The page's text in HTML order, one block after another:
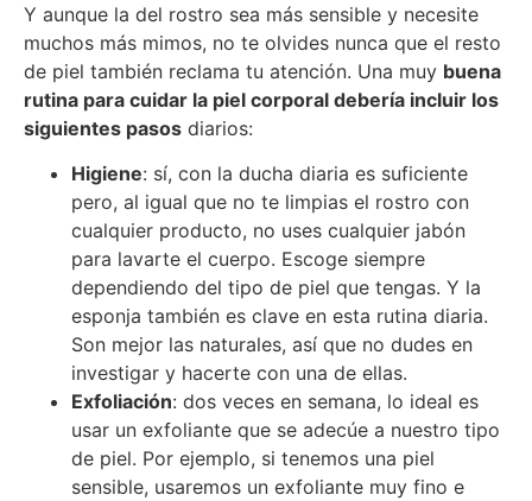
Y aunque la del rostro sea más sensible y necesite
muchos más mimos, no te olvides nunca que el resto
de piel también reclama tu atención. Una muy buena
rutina para cuidar la piel corporal debería incluir los
siguientes pasos diarios:
Higiene: sí, con la ducha diaria es suficiente
pero, al igual que no te limpias el rostro con
cualquier producto, no uses cualquier jabón
para lavarte el cuerpo. Escoge siempre
dependiendo del tipo de piel que tengas. Y la
esponja también es clave en esta rutina diaria.
Son mejor las naturales, así que no dudes en
investigar y hacerte con una de ellas.
Exfoliación: dos veces en semana, lo ideal es
usar un exfoliante que se adecúe a nuestro tipo
de piel. Por ejemplo, si tenemos una piel
sensible, usaremos un exfoliante muy fino e